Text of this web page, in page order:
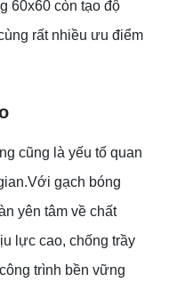
60x60 còn tạo độ
rất nhiều ưu điểm
cũng là yếu tố quan
gạch bóng
yên tâm về chất
lực cao, chống trầy
trình bền vững